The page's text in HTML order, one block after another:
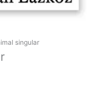
singular